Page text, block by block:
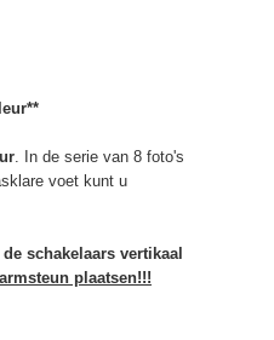
. In de serie van 8 foto's
voet kunt u
schakelaars vertikaal
plaatsen!!!